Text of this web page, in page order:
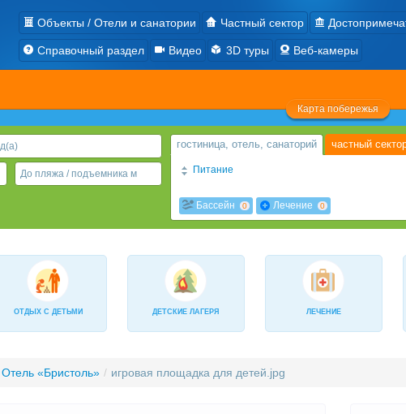
Объекты / Отели и санатории Частный сектор
Справочный раздел Видео 3D туры Веб-камеры
Карта побережья
гостиница, отель, санаторий частный
Питание
2х разовое 0 3х разовое 0
4-х разовое завтрак "шведский стол"
2-разовое: «Шведский стол» завтрак и
В кафе-столовой организуется питание 2 или 3
Бассейн 0 Лечение 0
ОТДЫХ С ДЕТЬМИ ДЕТСКИЕ ЛАГЕРЯ ЛЕЧЕНИЕ
Отель «Бристоль» / игровая площадка для детей.jpg